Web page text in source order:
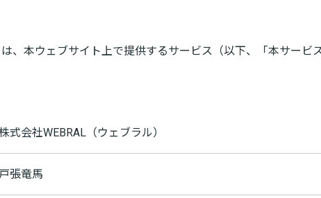
、本ウェブサイト上で提供するサービス（以下、「本サー
式会社WEBRAL（ウェブラル）
戸張竜馬